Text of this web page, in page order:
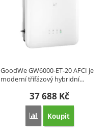
GoodWe GW6000‑ET‑20 AFCI je
moderní třífázový hybridní…
37 688 Kč
Přidat 'GoodWe
Koupit